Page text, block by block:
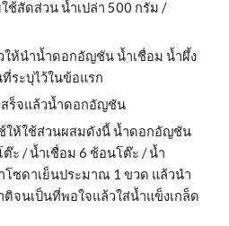
ช้สัดส่วน น้ำเปล่า 500 กรัม /
ให้นำน้ำดอกอัญชัน น้ำเชื่อม น้ำผึ้ง
ระบุไว้ในข้อแรก
ร็จแล้วน้ำดอกอัญชัน
ให้ใช้ส่วนผสมดังนี้ น้ำดอกอัญชัน
ะ / น้ำเชื่อม 6 ช้อนโต๊ะ / น้ำ
โซดาเย็นประมาณ 1 ขวด แล้วนำ
จนเป็นที่พอใจแล้วใส่น้ำแข็งเกล็ด